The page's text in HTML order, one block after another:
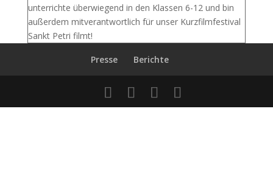
unterrichte überwiegend in den Klassen 6-12 und bin
außerdem mitverantwortlich für unser Kurzfilmfestival
Sankt Petri filmt!
Presse Berichte